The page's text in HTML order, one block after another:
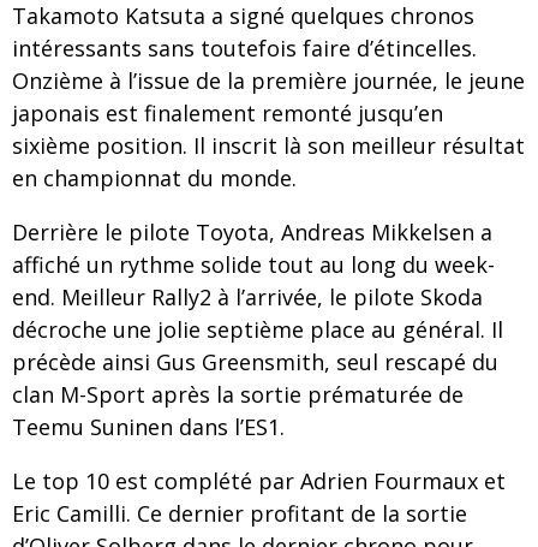
Takamoto Katsuta a signé quelques chronos
intéressants sans toutefois faire d’étincelles.
Onzième à l’issue de la première journée, le jeune
japonais est finalement remonté jusqu’en
sixième position. Il inscrit là son meilleur résultat
en championnat du monde.
Derrière le pilote Toyota, Andreas Mikkelsen a
affiché un rythme solide tout au long du week-
end. Meilleur Rally2 à l’arrivée, le pilote Skoda
décroche une jolie septième place au général. Il
précède ainsi Gus Greensmith, seul rescapé du
clan M-Sport après la sortie prématurée de
Teemu Suninen dans l’ES1.
Le top 10 est complété par Adrien Fourmaux et
Eric Camilli. Ce dernier profitant de la sortie